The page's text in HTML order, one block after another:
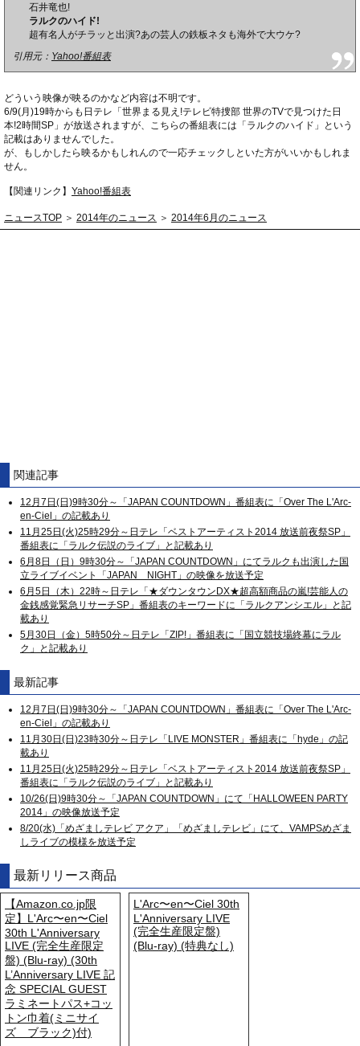
石井竜也!
ラルクのハイド!
超有名人がチラッと出演?あの芸人の鉄板ネタも海外で大ウケ?
引用元： Yahoo!番組表
どういう映像が映るのかなど内容は不明です。
6/9(月)19時からも日テレ「世界まる見え!テレビ特捜部 世界のTVで見つけた日
本!2時間SP」が放送されますが、こちらの番組表には「ラルクのハイド」という
記載はありませんでした。
が、もしかしたら映るかもしれんので一応チェックしといた方がいいかもしれま
せん。
【関連リンク】 Yahoo!番組表
ニュースTOP ＞ 2014年のニュース ＞ 2014年6月のニュース
関連記事
12月7日(日)9時30分～「JAPAN COUNTDOWN」番組表に「Over The L'Arc-
en-Ciel」の記載あり
11月25日(火)25時29分～日テレ「ベストアーティスト2014 放送前夜祭SP」
番組表に「ラルク伝説のライブ」と記載あり
6月8日（日）9時30分～「JAPAN COUNTDOWN」にてラルクも出演した国
立ライブイベント「JAPAN NIGHT」の映像を放送予定
6月5日（木）22時～日テレ「★ダウンタウンDX★超高額商品の嵐!芸能人の
金銭感覚緊急リサーチSP」番組表のキーワードに「ラルクアンシエル」と記
載あり
5月30日（金）5時50分～日テレ「ZIP!」番組表に「国立競技場終幕にラル
ク」と記載あり
最新記事
12月7日(日)9時30分～「JAPAN COUNTDOWN」番組表に「Over The L'Arc-
en-Ciel」の記載あり
11月30日(日)23時30分～日テレ「LIVE MONSTER」番組表に「hyde」の記
載あり
11月25日(火)25時29分～日テレ「ベストアーティスト2014 放送前夜祭SP」
番組表に「ラルク伝説のライブ」と記載あり
10/26(日)9時30分～「JAPAN COUNTDOWN」にて「HALLOWEEN PARTY
2014」の映像放送予定
8/20(水)「めざましテレビ アクア」「めざましテレビ」にて、VAMPSめざま
しライブの模様を放送予定
最新リリース商品
【Amazon.co.jp限
定】L'Arc〜en〜Ciel
30th L'Anniversary
LIVE (完全生産限定
盤) (Blu-ray) (30th
L’Anniversary LIVE 記
念 SPECIAL GUEST
ラミネートパス+コッ
トン巾着(ミニサイ
ズ ブラック)付)
L'Arc〜en〜Ciel 30th
L'Anniversary LIVE
(完全生産限定盤)
(Blu-ray) (特典なし)